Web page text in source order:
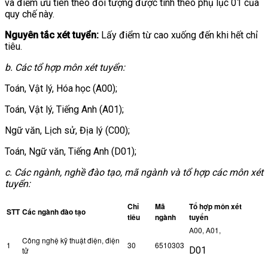
và điểm ưu tiên theo đối tượng được tính theo phụ lục 01 của
quy chế này.
Nguyên tắc xét tuyển: Lấy điểm từ cao xuống đến khi hết chỉ
tiêu.
b. Các tổ hợp môn xét tuyển:
Toán, Vật lý, Hóa học (A00);
Toán, Vật lý, Tiếng Anh (A01);
Ngữ văn, Lịch sử, Địa lý (C00);
Toán, Ngữ văn, Tiếng Anh (D01);
c. Các ngành, nghề đào tạo, mã ngành và tổ hợp các môn xét
tuyển:
STT Các ngành đào tạo
Chỉ
tiêu
Mã
ngành
Tổ hợp môn xét
tuyển
1
Công nghệ kỹ thuật điện, điện
tử
30 6510303
A00, A01,
D01